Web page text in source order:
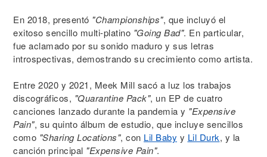
En 2018, presentó "Championships", que incluyó el
exitoso sencillo multi-platino "Going Bad". En particular,
fue aclamado por su sonido maduro y sus letras
introspectivas, demostrando su crecimiento como artista.
Entre 2020 y 2021, Meek Mill sacó a luz los trabajos
discográficos, "Quarantine Pack", un EP de cuatro
canciones lanzado durante la pandemia y "Expensive
Pain", su quinto álbum de estudio, que incluye sencillos
como "Sharing Locations", con Lil Baby y Lil Durk, y la
canción principal "Expensive Pain".